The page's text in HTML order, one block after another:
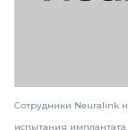
Сотрудники Neuralink
испытания